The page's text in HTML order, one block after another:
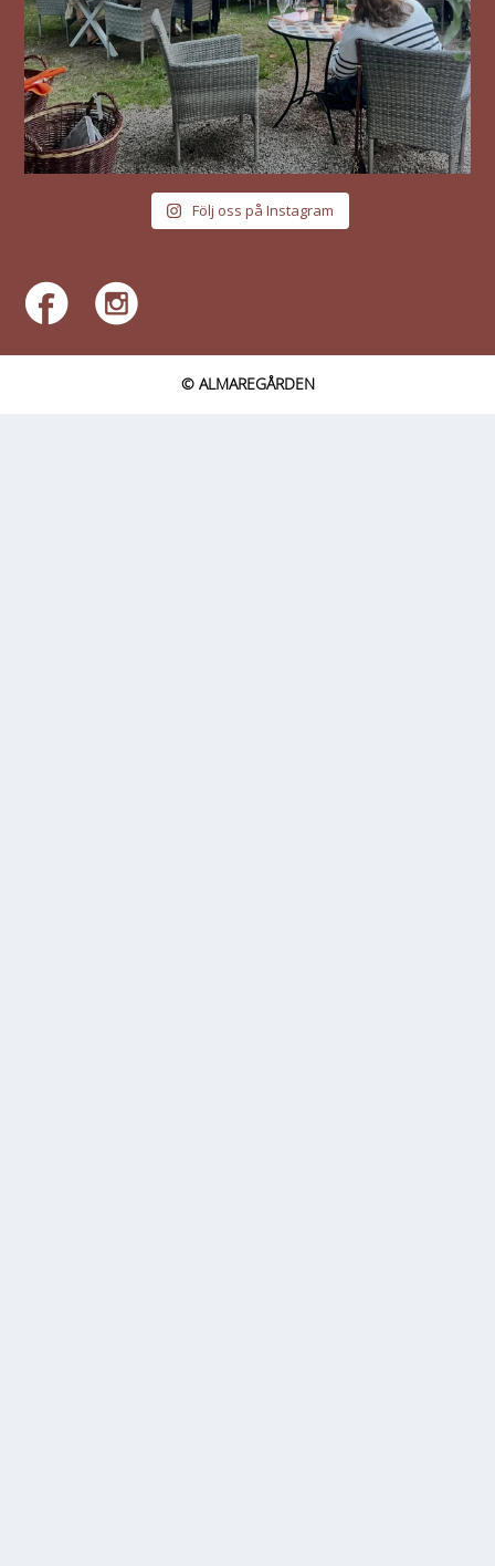
Följ oss på Instagram
© ALMAREGÅRDEN